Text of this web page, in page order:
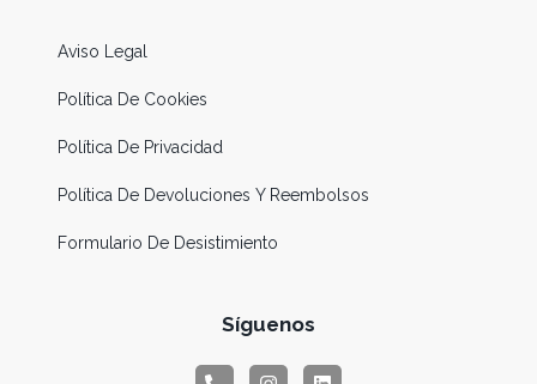
Aviso Legal
Política De Cookies
Política De Privacidad
Política De Devoluciones Y Reembolsos
Formulario De Desistimiento
Síguenos